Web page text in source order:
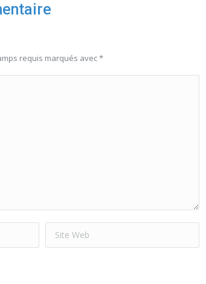
requis marqués avec*
Site Web